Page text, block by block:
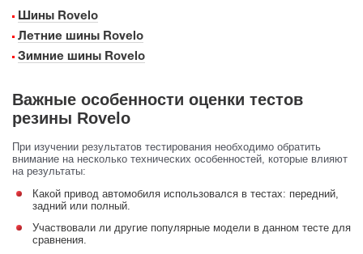
Шины Rovelo
Летние шины Rovelo
Зимние шины Rovelo
Важные особенности оценки тестов
резины Rovelo
При изучении результатов тестирования необходимо обратить
внимание на несколько технических особенностей, которые влияют
на результаты:
Какой привод автомобиля использовался в тестах: передний,
задний или полный.
Участвовали ли другие популярные модели в данном тесте для
сравнения.